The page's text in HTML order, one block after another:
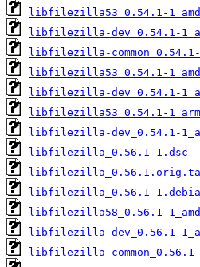
libfilezilla53_0.54.1-
libfilezilla-dev_0.54.1-
libfilezilla-
libfilezilla53_0.54.1-
libfilezilla-dev_0.54.1-
libfilezilla53_0.54.1-
libfilezilla-dev_0.54.1-
libfilezilla_0.56.1-1.dsc
libfilezilla_0.56.1-
libfilezilla58_0.56.1-
libfilezilla-dev_0.56.1-
libfilezilla-